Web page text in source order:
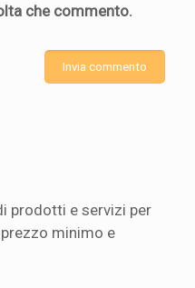
che commento.
prodotti e servizi per
minimo e